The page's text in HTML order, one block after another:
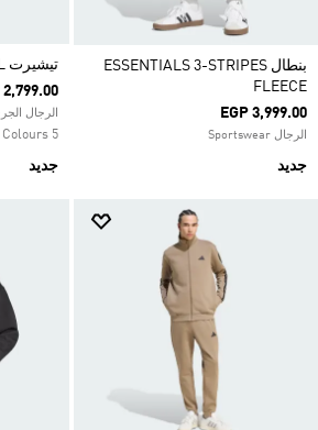
بنطال ESSENTIALS 3-STRIPES
FLEECE
EGP 3,999.00
الرجال Sportswear
جديد
تيشيرت ADI365 CLIMACOOL
2,799.00
الرجال
5 Colours
جديد